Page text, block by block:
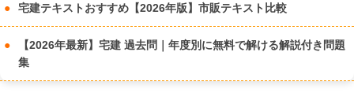
宅建テキストおすすめ【2026年版】市販テキスト比較
【2026年最新】宅建 過去問｜年度別に無料で解ける解説付き問題
集